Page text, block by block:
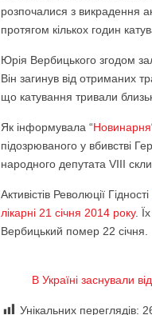
розпочалися з викрадення
протягом кількох годин
Юрія Вербицького згодом
Він загинув від отриманих
що катування тривали
Як інформувала “Новинарня
підозрюваного у вбивстві
народного депутата VIII
Активістів Революції Гідності
лікарні 21 січня 2014 року.
Вербицький помер 22 січня.
В Україні заснували
Унікальних переглядів: